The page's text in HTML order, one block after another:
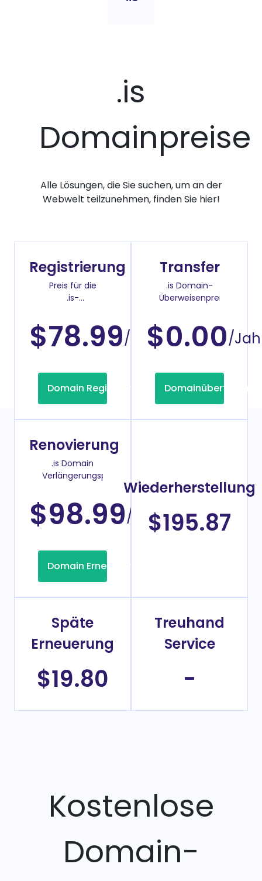
.is
Domainpreise
Alle Lösungen, die Sie suchen, um an der
Webwelt teilzunehmen, finden Sie hier!
Registrierung
Preis für die
.is-
$78.99/Jahr
Domain Registrierung
Transfer
.is Domain-
Überweisenpreis
$0.00/
Domainübertragung
Renovierung
.is Domain
Verlängerungspreis
$98.99/Jahr
Domain Erneuerung
Wiederherstellung
$195.87
Späte
Erneuerung
$19.80
Treuhand
Service
-
Kostenlose
Domain-